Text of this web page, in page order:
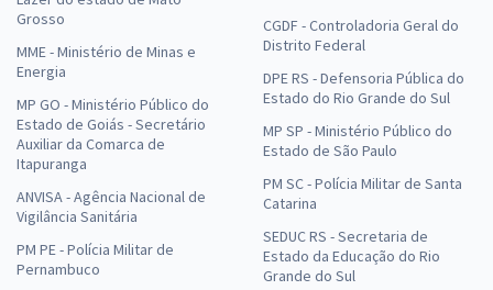
Grosso
MME - Ministério de Minas e
Energia
MP GO - Ministério Público do
Estado de Goiás - Secretário
Auxiliar da Comarca de
Itapuranga
ANVISA - Agência Nacional de
Vigilância Sanitária
PM PE - Polícia Militar de
Pernambuco
CGDF - Controladoria Geral do
Distrito Federal
DPE RS - Defensoria Pública do
Estado do Rio Grande do Sul
MP SP - Ministério Público do
Estado de São Paulo
PM SC - Polícia Militar de Santa
Catarina
SEDUC RS - Secretaria de
Estado da Educação do Rio
Grande do Sul